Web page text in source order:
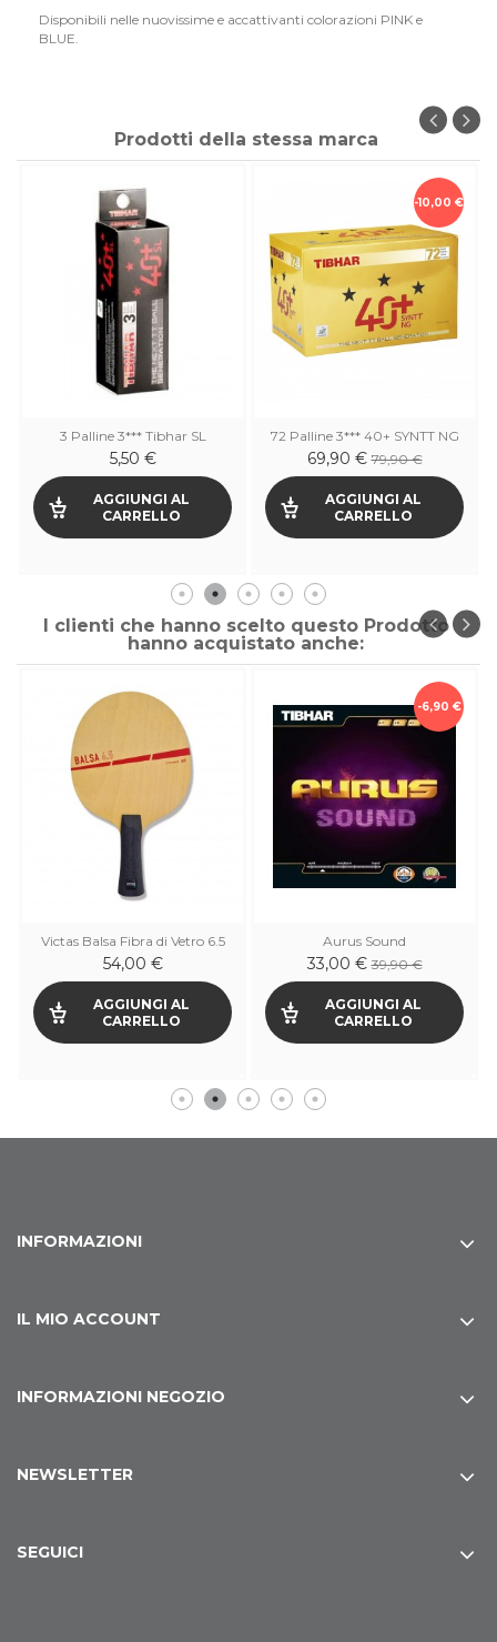
Disponibili nelle nuovissime e accattivanti colorazioni PINK e
BLUE.
Prodotti della stessa marca
3 Palline 3*** Tibhar SL
5,50 €
AGGIUNGI AL
CARRELLO
-10,00 €
72 Palline 3*** 40+ SYNTT NG
69,90 €79,90 €
AGGIUNGI AL
CARRELLO
I clienti che hanno scelto questo Prodotto
hanno acquistato anche:
Victas Balsa Fibra di Vetro 6.5
54,00 €
AGGIUNGI AL
CARRELLO
-6,90 €
Aurus Sound
33,00 €39,90 €
AGGIUNGI AL
CARRELLO
INFORMAZIONI
IL MIO ACCOUNT
INFORMAZIONI NEGOZIO
NEWSLETTER
SEGUICI